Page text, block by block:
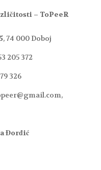
– ToPeeR
, 74 000 Doboj
205 372
326
Đorđić